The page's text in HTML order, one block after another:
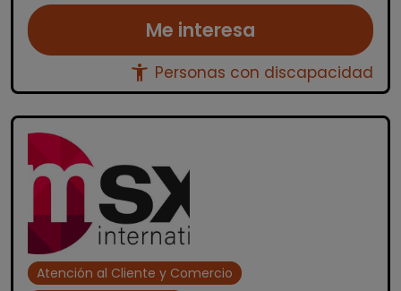
Me interesa
accessibility_new Personas con discapacidad
Atención al Cliente y Comercio